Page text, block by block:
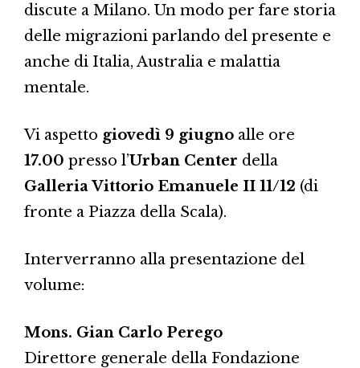
discute a Milano. Un modo per fare storia
delle migrazioni parlando del presente e
anche di Italia, Australia e malattia
mentale.
Vi aspetto giovedì 9 giugno alle ore
17.00 presso l’Urban Center della
Galleria Vittorio Emanuele II 11/12 (di
fronte a Piazza della Scala).
Interverranno alla presentazione del
volume:
Mons. Gian Carlo Perego
Direttore generale della Fondazione